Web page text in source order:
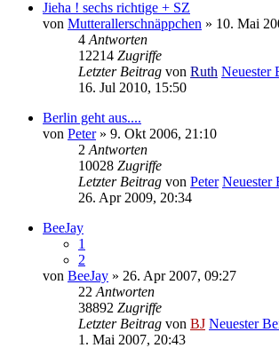
Jieha ! sechs richtige + SZ
von Mutterallerschnäppchen » 10. Mai
4 Antworten
12214 Zugriffe
Letzter Beitrag von Ruth Neuester
16. Jul 2010, 15:50
Berlin geht aus....
von Peter» 9. Okt 2006, 21:10
2 Antworten
10028 Zugriffe
Letzter Beitrag von Peter Neuester
26. Apr 2009, 20:34
BeeJay
1
2
von BeeJay » 26. Apr 2007, 09:27
22 Antworten
38892 Zugriffe
Letzter Beitrag von BJ Neuester
1. Mai 2007, 20:43